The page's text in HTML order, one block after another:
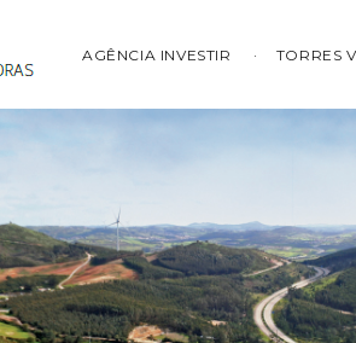
AGÊNCIA INVESTIR TORRES